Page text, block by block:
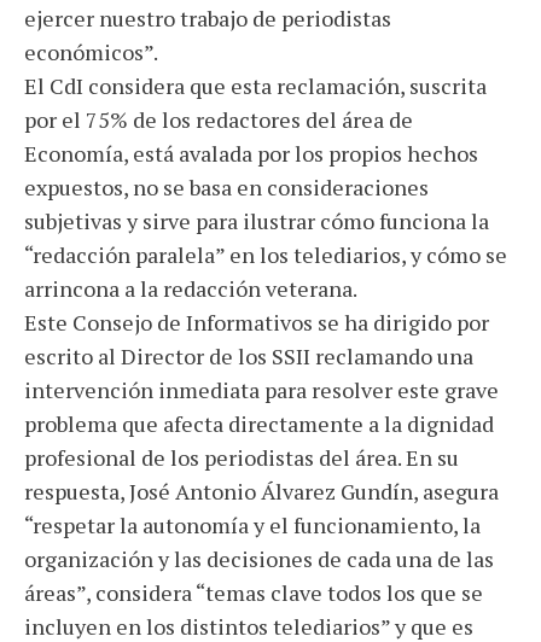
ejercer nuestro trabajo de periodistas
económicos”.
El CdI considera que esta reclamación, suscrita
por el 75% de los redactores del área de
Economía, está avalada por los propios hechos
expuestos, no se basa en consideraciones
subjetivas y sirve para ilustrar cómo funciona la
“redacción paralela” en los telediarios, y cómo se
arrincona a la redacción veterana.
Este Consejo de Informativos se ha dirigido por
escrito al Director de los SSII reclamando una
intervención inmediata para resolver este grave
problema que afecta directamente a la dignidad
profesional de los periodistas del área. En su
respuesta, José Antonio Álvarez Gundín, asegura
“respetar la autonomía y el funcionamiento, la
organización y las decisiones de cada una de las
áreas”, considera “temas clave todos los que se
incluyen en los distintos telediarios” y que es